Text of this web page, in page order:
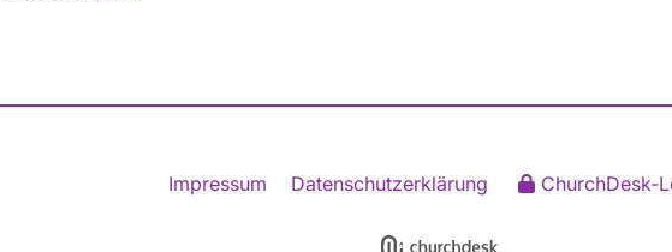
Impressum Datenschutzerklärung ChurchDesk-